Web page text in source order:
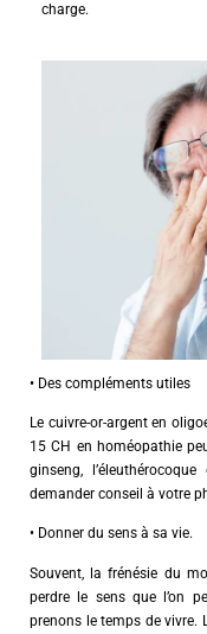
charge.
• Des compléments utiles
Le cuivre-or-argent en
15 CH en homéopathie
ginseng,
demander conseil à votre
• Donner du sens à sa vie.
Souvent, la frénésie du
perdre le sens que l’on
prenons le temps de vivre.